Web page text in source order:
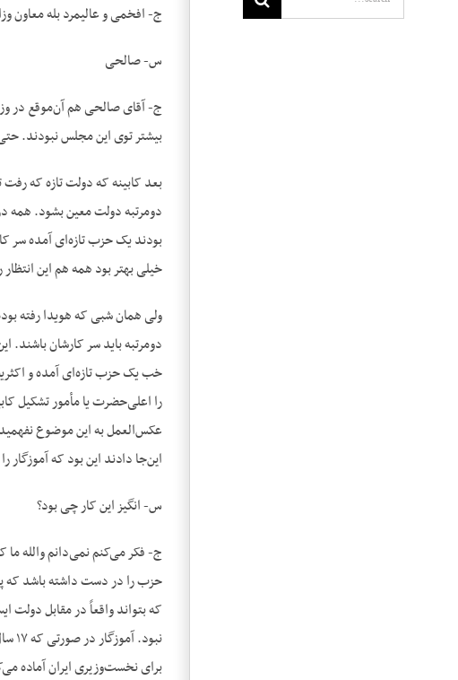
ج- افخمی و عالیمرد بله معاون
س- صالحی
ج- آقای صالحی هم آن‌موقع در
بیشتر توی این مجلس نبودند.
بعد کابینه که دولت تازه که
دومرتبه دولت معین بشود. همه
بودند یک حزب تازه‌ای آمده سر
خیلی بهتر بود همه هم این انتظار
ولی همان شبی که هویدا رفته
دومرتبه باید سر کارشان باشند.
خب یک حزب تازه‌ای آمده و
را اعلی‌حضرت یا مأمور تشکیل
عکس‌العمل به این موضوع
این‌جا دادند این بود که
س- انگیز این کار چی بود؟
ج- فکر می‌کنم نمی‌دانم والله
حزب را در دست داشته باشد که
که بتواند واقعاً در مقابل
برای نخست‌وزیری ایران آماده